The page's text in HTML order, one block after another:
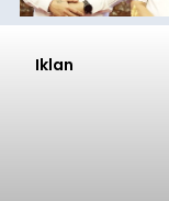
Iklan